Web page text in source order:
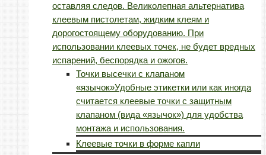
оставляя следов. Великолепная альтернатива
клеевым пистолетам, жидким клеям и
дорогостоящему оборудованию. При
использовании клеевых точек, не будет вредных
испарений, беспорядка и ожогов.
Точки высечки с клапаном
«язычок»Удобные этикетки или как иногда
считается клеевые точки с защитным
клапаном (вида «язычок») для удобства
монтажа и использования.
Клеевые точки в форме капли